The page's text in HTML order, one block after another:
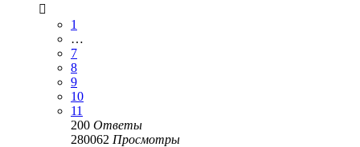
1
…
7
8
9
10
11
200 Ответы
280062 Просмотры